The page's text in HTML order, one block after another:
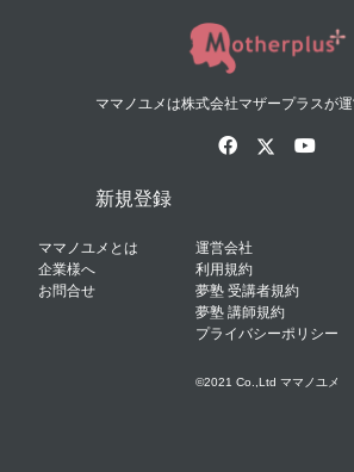
ママノユメは株式会社マザープラスが
新規登録
ママノユメとは
企業様へ
お問合せ
運営会社
利用規約
夢塾 受講者規約
夢塾 講師規約
プライバシーポリシー
©2021 Co.,Ltd ママノユメ